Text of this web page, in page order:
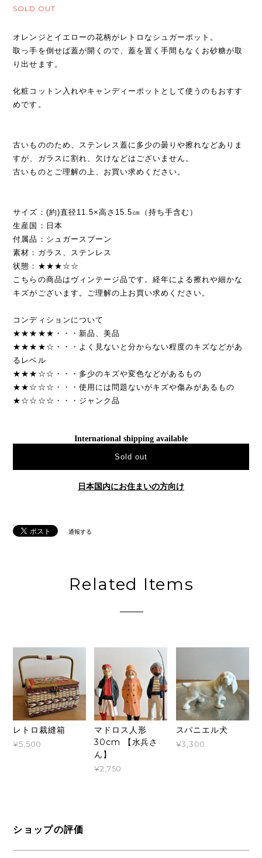
SOLD OUT
オレンジとイエローの花柄がレトロなシュガーポット。
取っ手を倒せば蓋が開くので、蓋を置く手間もなくお砂糖が取
り出せます。
化粧コットン入れやキャンディーポットとして使うのもおすす
めです。
古いもののため、ステンレス蓋に多少の曇りや擦れなどありま
すが、ガラスに割れ、欠けなどはございません。
古いものとご理解の上、お買い求めください。
サイズ：(約)直径11.5×高さ15.5㎝（持ち手含む）
生産国：日本
付属品：シュガースプーン
素材：ガラス、ステンレス
状態：★★★☆☆
こちらの商品はヴィンテージ品です。経年による擦れや細かな
キズがございます。ご理解の上お買い求めください。
コンディションについて
★★★★★・・・新品、美品
★★★★☆・・・よく見ないと分からない程度のキズなどがあ
るレベル
★★★☆☆・・・多少のキズや変色などがあるもの
★★☆☆☆・・・使用には問題ないがキズや傷みがあるもの
★☆☆☆☆・・・ジャンク品
International shipping available
Sold out
日本国内にお住まいの方向け
通報する
Related Items
レトロ裁縫箱
¥5,500
マドロス人形
30cm 【水兵さ
ん】
¥2,750
スパニエル犬
¥3,300
ショップの評価